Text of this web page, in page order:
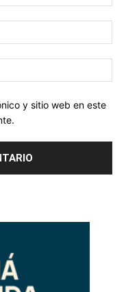
y sitio web en este